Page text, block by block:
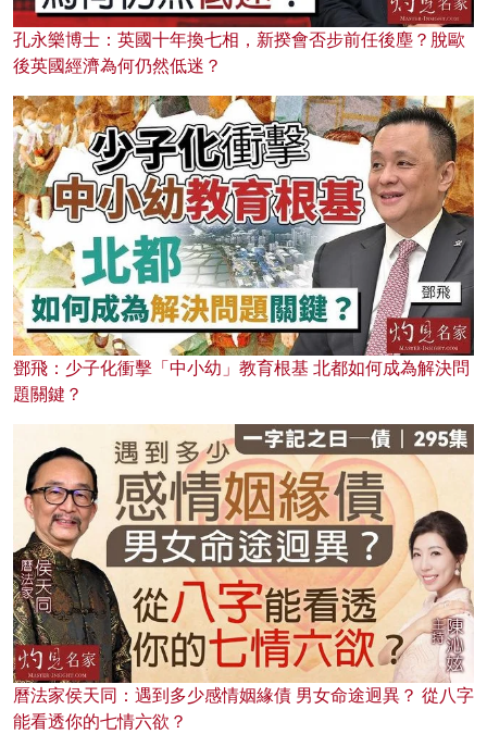
孔永樂博士：英國十年換七相，新揆會否步前任後塵？脫歐
後英國經濟為何仍然低迷？
鄧飛：少子化衝擊「中小幼」教育根基 北都如何成為解決問
題關鍵？
曆法家侯天同：遇到多少感情姻緣債 男女命途迥異？ 從八字
能看透你的七情六欲？